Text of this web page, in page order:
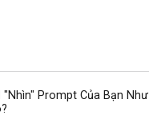
"Nhìn" Prompt Của Bạn Như